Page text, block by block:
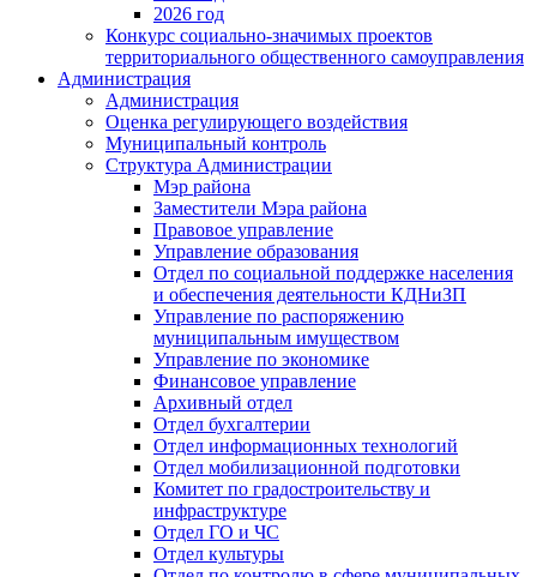
2026 год
Конкурс социально-значимых проектов
территориального общественного самоуправления
Администрация
Администрация
Оценка регулирующего воздействия
Муниципальный контроль
Структура Администрации
Мэр района
Заместители Мэра района
Правовое управление
Управление образования
Отдел по социальной поддержке населения
и обеспечения деятельности КДНиЗП
Управление по распоряжению
муниципальным имуществом
Управление по экономике
Финансовое управление
Архивный отдел
Отдел бухгалтерии
Отдел информационных технологий
Отдел мобилизационной подготовки
Комитет по градостроительству и
инфраструктуре
Отдел ГО и ЧС
Отдел культуры